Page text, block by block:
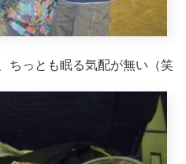
ちっとも眠る気配が無い（笑